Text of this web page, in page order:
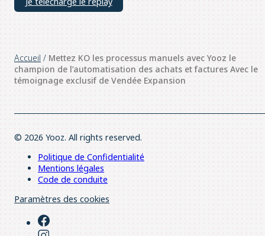
Accueil / Mettez KO les processus manuels avec Yooz le
champion de l’automatisation des achats et factures Avec le
témoignage exclusif de Vendée Expansion
© 2026 Yooz. All rights reserved.
Politique de Confidentialité
Mentions légales
Code de conduite
Paramètres des cookies